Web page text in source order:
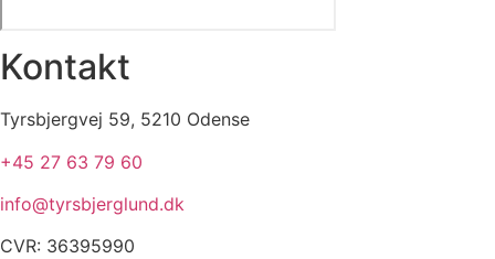
Kontakt
Tyrsbjergvej 59, 5210 Odense​​​
+45 27 63 79 60​
info@tyrsbjerglund.dk
CVR: 36395990